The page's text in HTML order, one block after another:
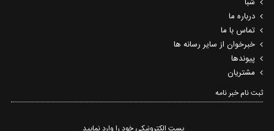
درباره ما
تماس با ما
خبرخوان از سایر رسانه ها
پیوندها
مشتریان
ثبت نام خبر نامه‌